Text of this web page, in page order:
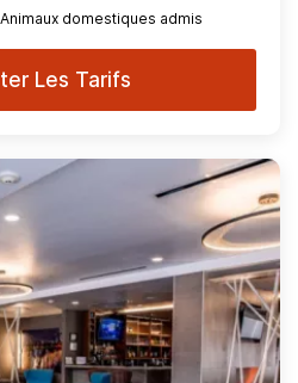
Animaux domestiques admis
Les Tarifs